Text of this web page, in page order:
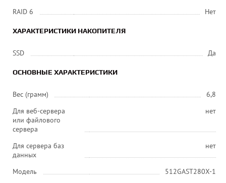
RAID 6
Нет
ХАРАКТЕРИСТИКИ НАКОПИТЕЛЯ
SSD Да
ОСНОВНЫЕ ХАРАКТЕРИСТИКИ
Вес (грамм)
6,8
Для веб-сервера
или файлового
сервера
нет
Для сервера баз
данных
нет
Модель
512GAST280X-1